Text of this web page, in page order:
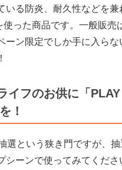
いる防炎、耐久性などを兼
使った商品です。一般販売
ーン限定でしか手に入ら
イフのお供に「
！
選という狭き門ですが、
シーンで使ってみてくださ